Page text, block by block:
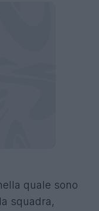
quale sono
squadra,